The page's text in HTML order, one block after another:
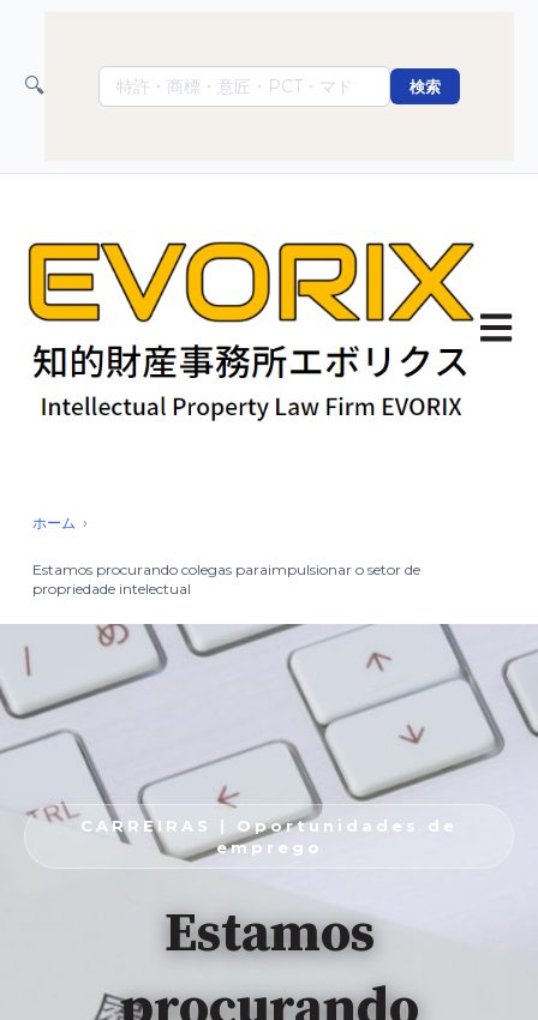
🔍 検索
Abrir
ホーム
Estamos procurando colegas paraimpulsionar o setor de
propriedade intelectual
CARREIRAS | Oportunidades de
emprego
Estamos